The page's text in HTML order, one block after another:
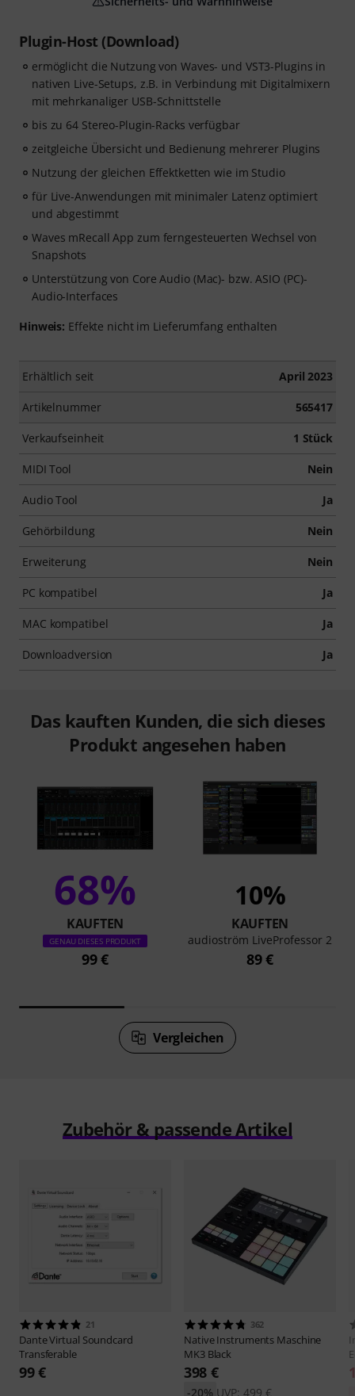
Plugin-Host (Download)
ermöglicht die Nutzung von Waves- und VST3-Plugins in
nativen Live-Setups, z.B. in Verbindung mit Digitalmixern
mit mehrkanaliger USB-Schnittstelle
bis zu 64 Stereo-Plugin-Racks verfügbar
zeitgleiche Übersicht und Bedienung mehrerer Plugins
Nutzung der gleichen Effektketten wie im Studio
für Live-Anwendungen mit minimaler Latenz optimiert
und abgestimmt
Waves mRecall App zum ferngesteuerten Wechsel von
Snapshots
Unterstützung von Core Audio (Mac)- bzw. ASIO (PC)-
Audio-Interfaces
Hinweis: Effekte nicht im Lieferumfang enthalten
Erhältlich seit April 2023
Artikelnummer 565417
Verkaufseinheit 1 Stück
MIDI Tool Nein
Audio Tool Ja
Gehörbildung Nein
Erweiterung Nein
PC kompatibel Ja
MAC kompatibel Ja
Downloadversion Ja
Das kauften Kunden, die sich dieses
Produkt angesehen haben
68%
KAUFTEN
GENAU DIESES PRODUKT
99 €
10%
KAUFTEN
audioström LiveProfessor 2
89 €
Vergleichen
Zubehör & passende Artikel
21
DanteVirtual Soundcard
Transferable
99 €
362
Native Instruments Maschine
MK3 Black
398 €
UVP: 499 €
-20%